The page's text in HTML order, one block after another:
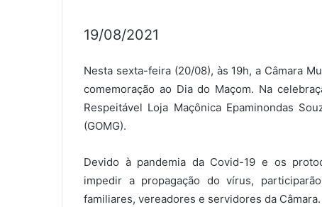
19/08/2021
Nesta sexta-feira (20/08), às 19h, a Câmara
comemoração ao Dia do Maçom. Na
Respeitável Loja Maçônica Epaminondas
(GOMG).
Devido à pandemia da Covid-19 e os
impedir a propagação do vírus,
familiares, vereadores e servidores da Câmara.